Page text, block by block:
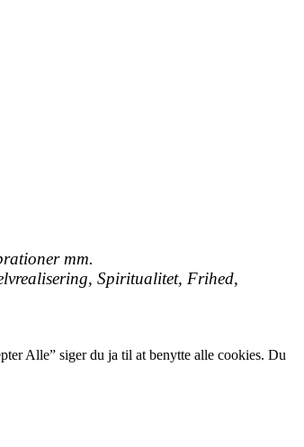
mm.
Spiritualitet, Frihed,
Alle” siger du ja til at benytte alle cookies. Du